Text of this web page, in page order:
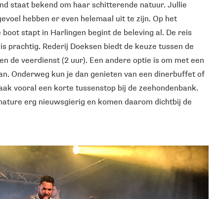
staat bekend om haar schitterende natuur. Jullie
hebben er even helemaal uit te zijn. Op het
boot stapt in Harlingen begint de beleving al. De reis
prachtig. Rederij Doeksen biedt de keuze tussen de
de veerdienst (2 uur). Een andere optie is om met een
Onderweg kun je dan genieten van een dinerbuffet of
vooral een korte tussenstop bij de zeehondenbank.
erg nieuwsgierig en komen daarom dichtbij de